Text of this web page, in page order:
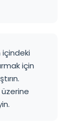
içindeki
için
üzerine